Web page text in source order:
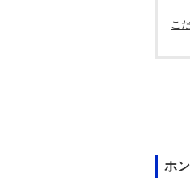
こ
ホ